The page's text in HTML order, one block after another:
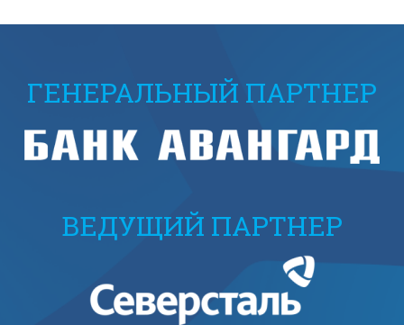
ГЕНЕРАЛЬНЫЙ ПАРТНЕР
ВЕДУЩИЙ ПАРТНЕР